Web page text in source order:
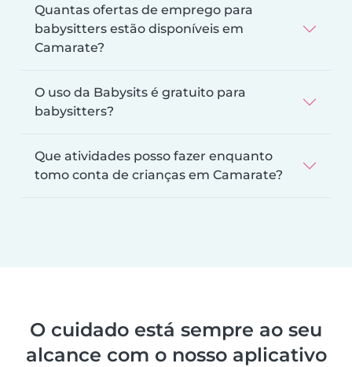
Quantas ofertas de emprego para
babysitters estão disponíveis em
Camarate?
O uso da Babysits é gratuito para
babysitters?
Que atividades posso fazer enquanto
tomo conta de crianças em Camarate?
O cuidado está sempre ao seu
alcance com o nosso aplicativo